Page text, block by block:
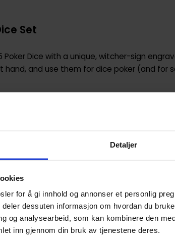
Detaljer
for å gi innhold og annonser et personlig
dessuten informasjon om hvordan du
og analysearbeid, som kan kombinere den
inn gjennom din bruk av tjenestene deres.
Set
Dice with a unique, witcher-sign
hand, and use them for dice poker (and for
Witcher:
CD Projekt